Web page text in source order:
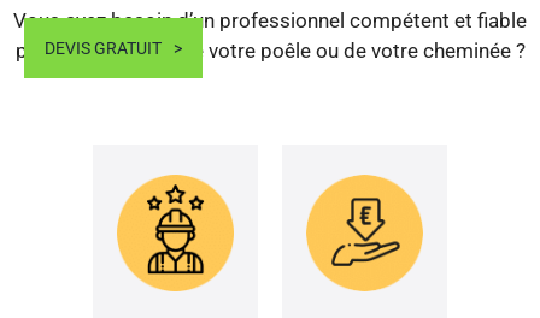
DEVIS GRATUIT
Vous avez besoin d’un professionnel compétent et fiable
pour le ramonage de votre poêle ou de votre cheminée ?